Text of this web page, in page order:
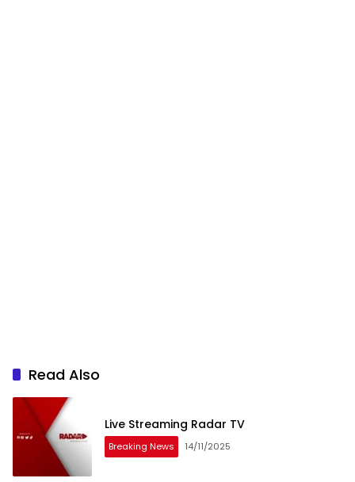
Read Also
Live Streaming Radar TV
Breaking News 14/11/2025